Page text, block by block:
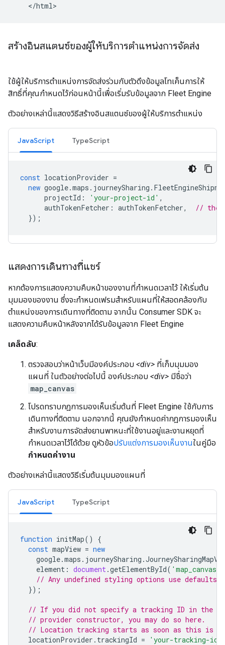
สร้างอินสแตนซ์ของผู้ให้บริการตำแหน่งการจัดส่ง
ใช้ผู้ให้บริการตำแหน่งการจัดส่งร่วมกับตัวดึงข้อมูลโทเค็นการให้
สิทธิ์ที่คุณกำหนดไว้ก่อนหน้านี้เพื่อเริ่มรับข้อมูลจาก Fleet Engine
ตัวอย่างเหล่านี้แสดงวิธีสร้างอินสแตนซ์ของผู้ให้บริการตำแหน่ง
JavaScript TypeScript
const locationProvider =
new google.maps . journeySharing .
projectId : 'your-project-id' ,
authTokenFetcher : authTokenFetcher,
// the
});
แสดงการเดินทางที่แชร์
หากต้องการแสดงความคืบหน้าของงานที่กำหนดเวลาไว้ ให้เริ่มต้น
มุมมองของงาน ซึ่งจะกำหนดเฟรมสำหรับแผนที่ให้สอดคล้องกับ
ตำแหน่งของการเดินทางที่ติดตาม จากนั้น Consumer SDK จะ
แสดงความคืบหน้าหลังจากได้รับข้อมูลจาก Fleet Engine
เคล็ดลับ:
ตรวจสอบว่าหน้าเว็บมีองค์ประกอบ <div> ที่เก็บมุมมอง
แผนที่ ในตัวอย่างต่อไปนี้ องค์ประกอบ <div> มีชื่อว่า
map_canvas
โปรดทราบกฎการมองเห็นเริ่มต้นที่ Fleet Engine ใช้กับการ
เดินทางที่ติดตาม นอกจากนี้ คุณยังกำหนดค่ากฎการมองเห็น
สำหรับงานการจัดส่งยานพาหนะที่ใช้งานอยู่และงานหยุดที่
กำหนดเวลาไว้ได้ด้วย ดูหัวข้อปรับแต่งการมองเห็นงานในคู่มือ
กำหนดค่างาน
ตัวอย่างเหล่านี้แสดงวิธีเริ่มต้นมุมมองแผนที่
JavaScript TypeScript
function initMap()
{
const mapView = new
google.maps . journeySharing .
element : document.getElementById( 'map_canvas'
// Any undefined styling options use defaults.
});
// If you did not specify a tracking ID in the
// provider constructor, you may do so here.
// Location tracking starts as soon as this is
locationProvider . trackingId = 'your-tracking-id'